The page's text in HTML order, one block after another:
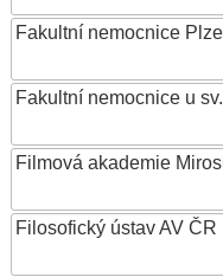
Fakultní nemocnice
Fakultní nemocnice u
Filmová akademie
Filosofický ústav AV ČR